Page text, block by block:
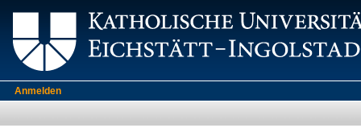
Anmelden